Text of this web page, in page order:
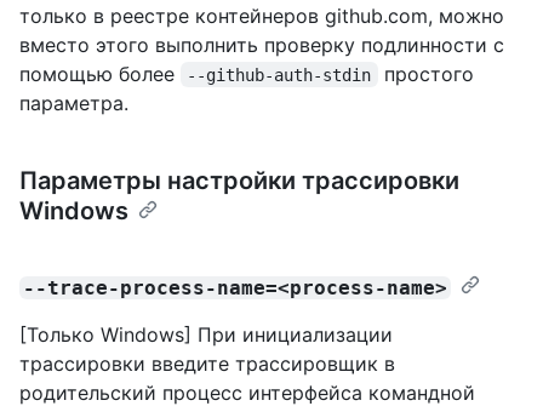
только в реестре контейнеров github.com, можно
вместо этого выполнить проверку подлинности с
помощью более
--github-auth-stdin
простого
параметра.
Параметры настройки трассировки
Windows
--trace-process-name=<process-name>
[Только Windows] При инициализации
трассировки введите трассировщик в
родительский процесс интерфейса командной